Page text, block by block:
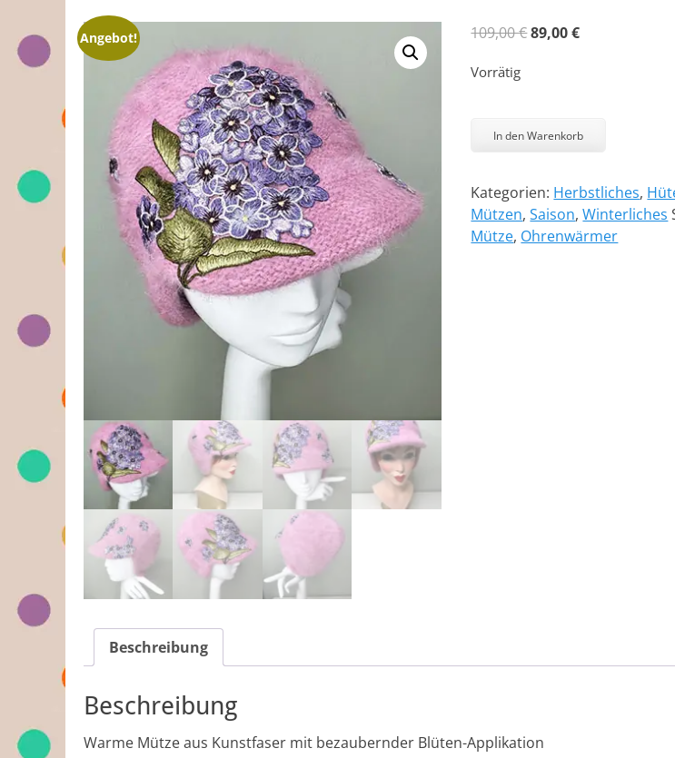
Angebot! 109,00€Ursprünglicher
89,00€Aktueller
Vorrätig
GARDEN
-
Syringa
Menge
In den Warenkorb
Kategorien: Herbstliches,
Mützen,Saison,Winterliches
Mütze, Ohrenwärmer
Beschreibung
Beschreibung
Warme Mütze aus Kunstfaser mit bezaubernder Blüten-Applikation